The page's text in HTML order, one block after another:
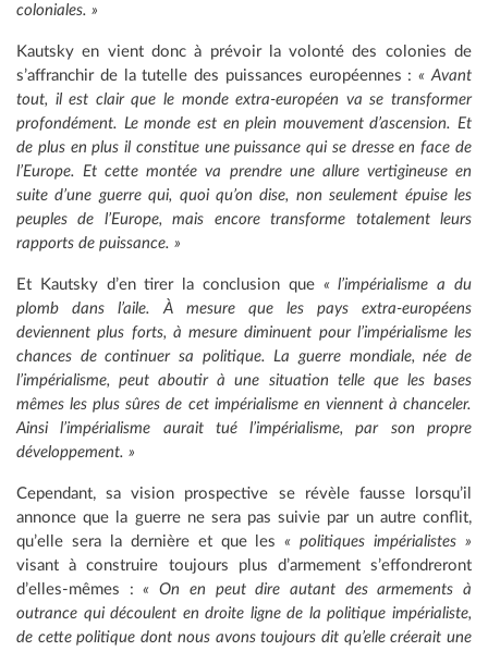
coloniales. »
Kautsky en vient donc à prévoir la volonté des colonies de
s’affranchir de la tutelle des puissances européennes :« Avant
tout, il est clair que le monde extra-européen va se transformer
profondément. Le monde est en plein mouvement d’ascension. Et
de plus en plus il constitue une puissance qui se dresse en face de
l’Europe. Et cette montée va prendre une allure vertigineuse en
suite d’une guerre qui, quoi qu’on dise, non seulement épuise les
peuples de l’Europe, mais encore transforme totalement leurs
rapports de puissance. »
Et Kautsky d’en tirer la conclusion que « l’impérialisme a du
plomb dans l’aile. À mesure que les pays extra-européens
deviennent plus forts, à mesure diminuent pour l’impérialisme les
chances de continuer sa politique. La guerre mondiale, née de
l’impérialisme, peut aboutir à une situation telle que les bases
mêmes les plus sûres de cet impérialisme en viennent à chanceler.
Ainsi l’impérialisme aurait tué l’impérialisme, par son propre
développement. »
Cependant, sa vision prospective se révèle fausse lorsqu’il
annonce que la guerre ne sera pas suivie par un autre conflit,
qu’elle sera la dernière et que les« politiques impérialistes »
visant à construire toujours plus d’armement s’effondreront
d’elles-mêmes :« On en peut dire autant des armements à
outrance qui découlent en droite ligne de la politique impérialiste,
de cette politique dont nous avons toujours dit qu’elle créerait une